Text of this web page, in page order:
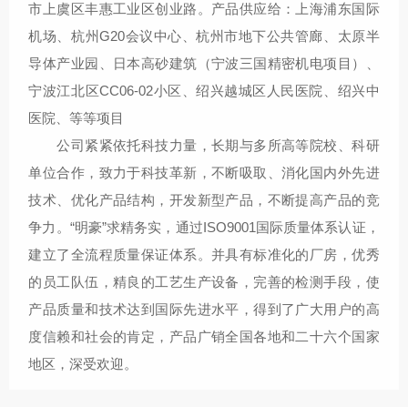
市上虞区丰惠工业区创业路。产品供应给：上海浦东国际
机场、杭州G20会议中心、杭州市地下公共管廊、太原半
导体产业园、日本高砂建筑（宁波三国精密机电项目）、
宁波江北区CC06-02小区、绍兴越城区人民医院、绍兴中
医院、等等项目
公司紧紧依托科技力量，长期与多所高等院校、科研
单位合作，致力于科技革新，不断吸取、消化国内外先进
技术、优化产品结构，开发新型产品，不断提高产品的竞
争力。“明豪”求精务实，通过ISO9001国际质量体系认证，
建立了全流程质量保证体系。并具有标准化的厂房，优秀
的员工队伍，精良的工艺生产设备，完善的检测手段，使
产品质量和技术达到国际先进水平，得到了广大用户的高
度信赖和社会的肯定，产品广销全国各地和二十六个国家
地区，深受欢迎。